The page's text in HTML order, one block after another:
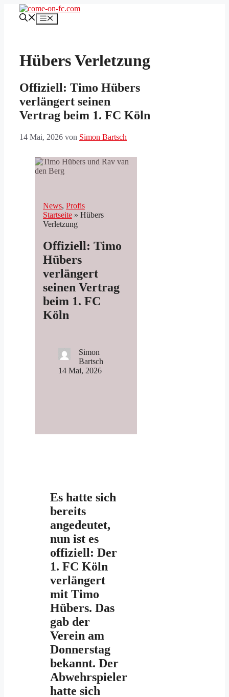
Inhalt
Menü
Hübers Verletzung
Offiziell: Timo Hübers
verlängert seinen
Vertrag beim 1. FC Köln
14 Mai, 2026 von Simon Bartsch
News, Profis
Startseite » Hübers
Verletzung
Offiziell: Timo
Hübers
verlängert
seinen Vertrag
beim 1. FC
Köln
Simon
Bartsch
14 Mai, 2026
Es hatte sich
bereits
angedeutet,
nun ist es
offiziell: Der
1. FC Köln
verlängert
mit Timo
Hübers. Das
gab der
Verein am
Donnerstag
bekannt. Der
Abwehrspieler
hatte sich